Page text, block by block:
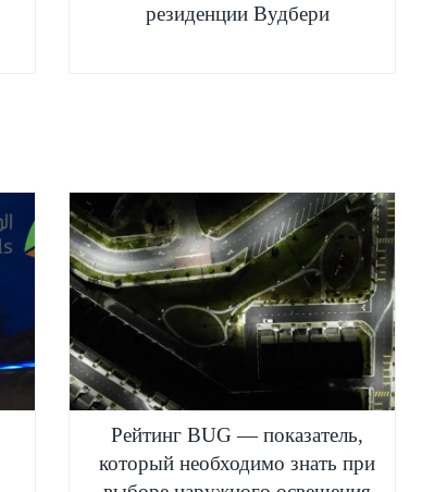
резиденции Вудбери
Рейтинг BUG — показатель,
который необходимо знать при